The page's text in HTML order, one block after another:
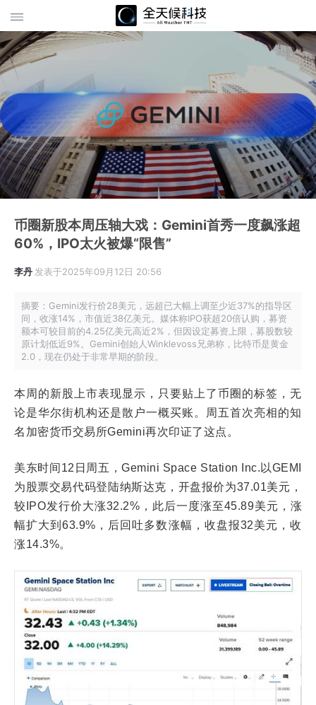
币圈新股本周压轴大戏：Gemini首秀一度飙涨超
60%，IPO太火被爆“限售”
李丹发表于2025年09月12日 20:56
摘要：Gemini发行价28美元，远超已大幅上调至少近37%的指导区
间，收涨14%，市值近38亿美元。媒体称IPO获超20倍认购，募资
额本可较目前的4.25亿美元高近2%，但因设定募资上限，募股数较
原计划低近9%。Gemini创始人Winklevoss兄弟称，比特币是黄金
2.0，现在仍处于非常早期的阶段。
本周的新股上市表现显示，只要贴上了币圈的标签，无
论是华尔街机构还是散户一概买账。周五首次亮相的知
名加密货币交易所Gemini再次印证了这点。
美东时间12日周五，Gemini Space Station Inc.以GEMI
为股票交易代码登陆纳斯达克，开盘报价为37.01美元，
较IPO发行价大涨32.2%，此后一度涨至45.89美元，涨
幅扩大到63.9%，后回吐多数涨幅，收盘报32美元，收
涨14.3%。